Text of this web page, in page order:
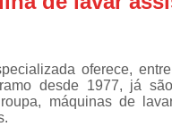
Assistencia
oferece,
desde 1977, já
máquinas de